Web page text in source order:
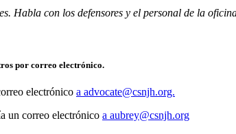
Habla con los defensores y el personal de la
por correo electrónico.
electrónico a advocate@csnjh.org.
un correo electrónico a aubrey@csnjh.org